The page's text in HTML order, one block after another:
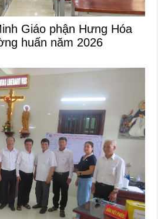
Giáo phận Hưng Hóa
huấn năm 2026